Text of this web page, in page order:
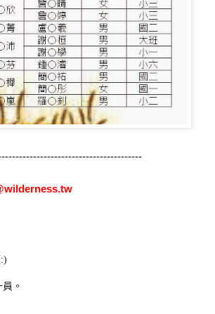
:)
員。